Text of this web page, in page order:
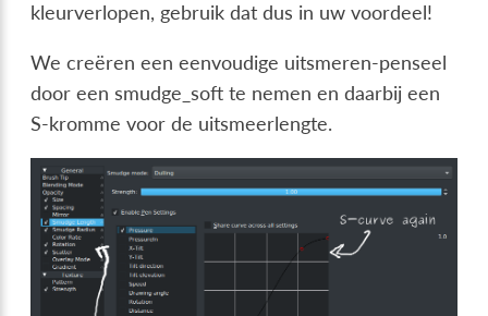
kleurverlopen, gebruik dat dus in uw voordeel!
We creëren een eenvoudige uitsmeren-penseel
door een smudge_soft te nemen en daarbij een
S-kromme voor de uitsmeerlengte.